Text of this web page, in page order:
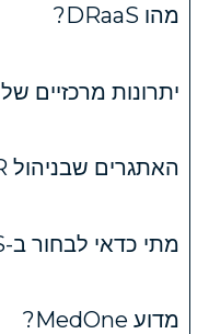
מהו DRaaS?
יתרונות מרכזיים של DRaaS
האתגרים שבניהול DR מקומי
מתי כדאי לבחור ב-DRaaS?
מדוע MedOne?